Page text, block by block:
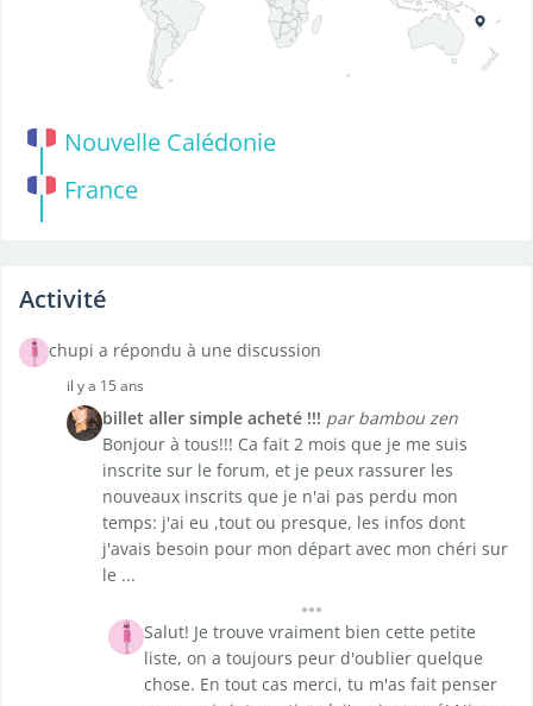
Nouvelle Calédonie
France
Activité
chupi a répondu à une discussion
il y a 15 ans
billet aller simple acheté !!! par bambou zen
Bonjour à tous!!! Ca fait 2 mois que je me suis
inscrite sur le forum, et je peux rassurer les
nouveaux inscrits que je n'ai pas perdu mon
temps: j'ai eu ,tout ou presque, les infos dont
j'avais besoin pour mon départ avec mon chéri sur
le ...
Salut! Je trouve vraiment bien cette petite
liste, on a toujours peur d'oublier quelque
chose. En tout cas merci, tu m'as fait penser